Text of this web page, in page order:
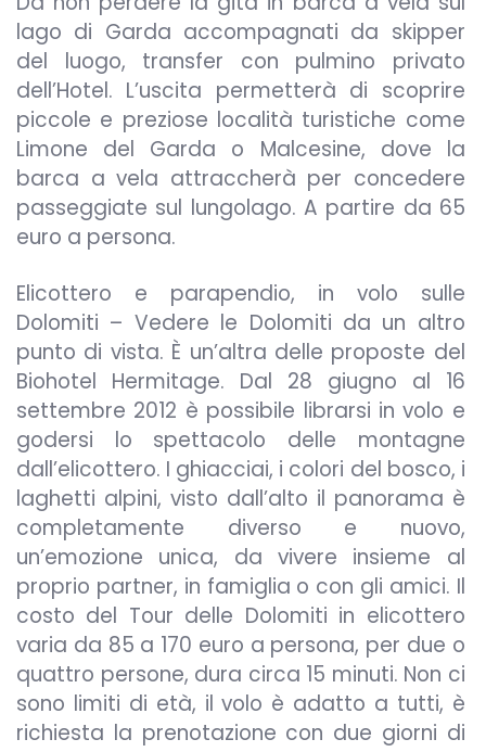
lago di Garda accompagnati da skipper
del luogo, transfer con pulmino privato
dell’Hotel. L’uscita permetterà di scoprire
piccole e preziose località turistiche come
Limone del Garda o Malcesine, dove la
barca a vela attraccherà per concedere
passeggiate sul lungolago. A partire da 65
euro a persona.
Elicottero e parapendio, in volo sulle
Dolomiti – Vedere le Dolomiti da un altro
punto di vista. È un’altra delle proposte del
Biohotel Hermitage. Dal 28 giugno al 16
settembre 2012 è possibile librarsi in volo e
godersi lo spettacolo delle montagne
dall’elicottero. I ghiacciai, i colori del bosco, i
laghetti alpini, visto dall’alto il panorama è
completamente diverso e nuovo,
un’emozione unica, da vivere insieme al
proprio partner, in famiglia o con gli amici. Il
costo del Tour delle Dolomiti in elicottero
varia da 85 a 170 euro a persona, per due o
quattro persone, dura circa 15 minuti. Non ci
sono limiti di età, il volo è adatto a tutti, è
richiesta la prenotazione con due giorni di